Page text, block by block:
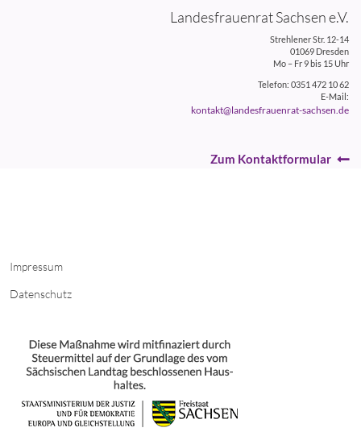
Landesfrauenrat Sachsen e.V.
Strehlener Str. 12-14
01069 Dresden
Mo – Fr 9 bis 15 Uhr
Telefon: 0351 472 10 62
E-Mail:
kontakt@landesfrauenrat-sachsen.de
Zum Kontaktformular
Impressum
Datenschutz